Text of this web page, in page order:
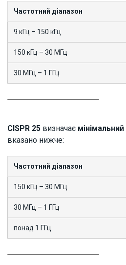
Частотний діапазон
9 кГц – 150 кГц
150 кГц – 30 МГц
30 МГц – 1 ГГц
CISPR 25 визначає мінімальний
вказано нижче:
Частотний діапазон
150 кГц – 30 МГц
30 МГц – 1 ГГц
понад 1 ГГц